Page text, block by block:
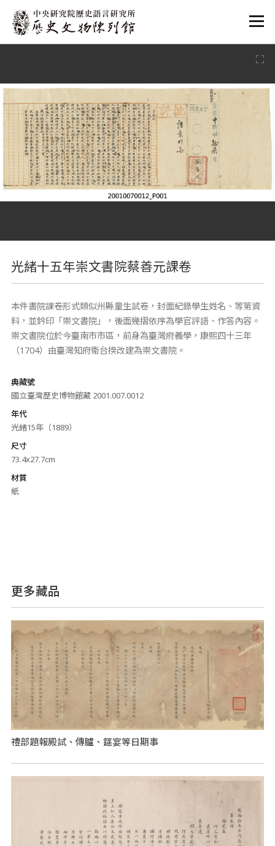
:::
光緒十五年崇文書院蔡善元課卷
本件書院課卷形式類似州縣童生試卷，封面紀錄學生姓名、等第資
料，並鈐印「崇文書院」，後面幾摺依序為學官評語、作答內容。
崇文書院位於今臺南市市區，前身為臺灣府義學，康熙四十三年
（1704）由臺灣知府衛台揆改建為崇文書院。
典藏號
國立臺灣歷史博物館藏 2001.007.0012
年代
光緒15年（1889）
尺寸
73.4x27.7cm
材質
紙
更多藏品
禮部題報殿試、傳臚、筵宴等日期事